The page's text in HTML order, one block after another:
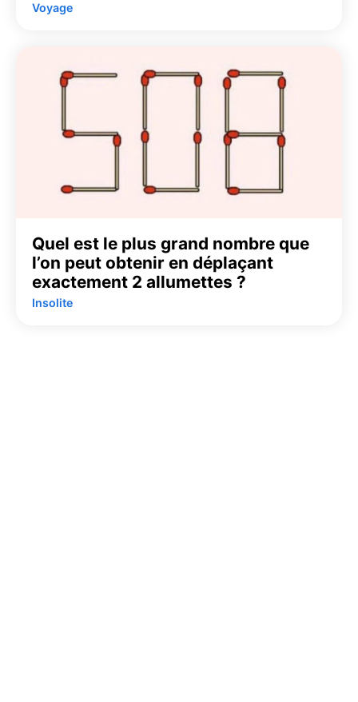
Voyage
Quel est le plus grand nombre que
l’on peut obtenir en déplaçant
exactement 2 allumettes ?
Insolite